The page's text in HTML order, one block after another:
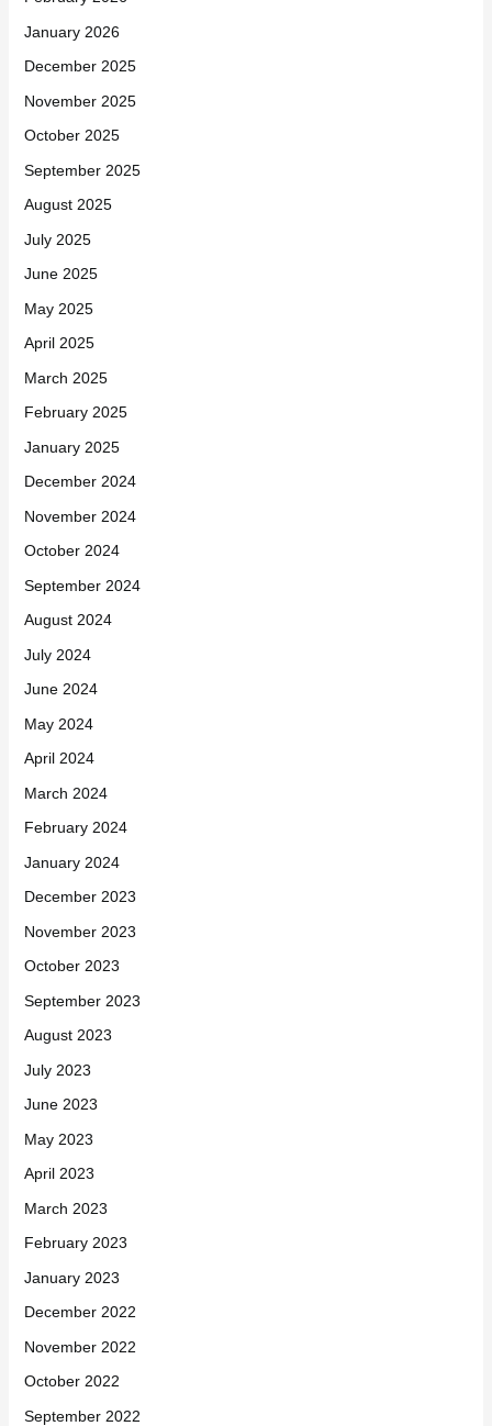
January 2026
December 2025
November 2025
October 2025
September 2025
August 2025
July 2025
June 2025
May 2025
April 2025
March 2025
February 2025
January 2025
December 2024
November 2024
October 2024
September 2024
August 2024
July 2024
June 2024
May 2024
April 2024
March 2024
February 2024
January 2024
December 2023
November 2023
October 2023
September 2023
August 2023
July 2023
June 2023
May 2023
April 2023
March 2023
February 2023
January 2023
December 2022
November 2022
October 2022
September 2022